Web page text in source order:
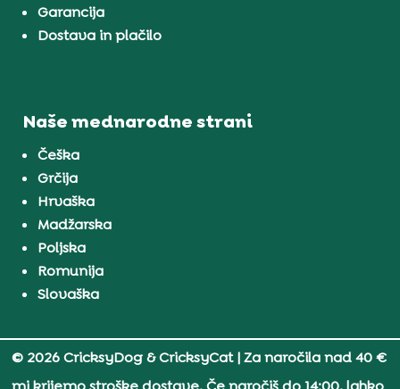
Garancija
Dostava in plačilo
Naše mednarodne strani
Češka
Grčija
Hrvaška
Madžarska
Poljska
Romunija
Slovaška
© 2026 CricksyDog & CricksyCat| Za naročila nad 40 €